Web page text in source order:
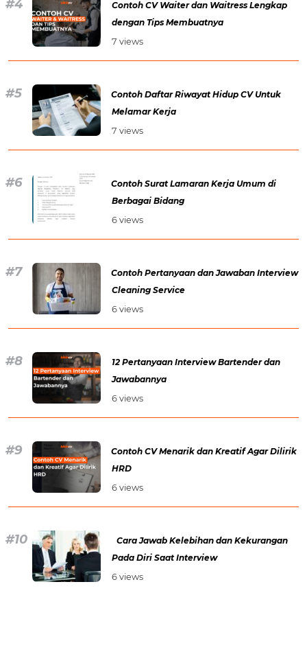
Contoh CV Waiter dan Waitress Lengkap
dengan Tips Membuatnya
7 views
Contoh Daftar Riwayat Hidup CV Untuk
Melamar Kerja
7 views
Contoh Surat Lamaran Kerja Umum di
Berbagai Bidang
6 views
Contoh Pertanyaan dan Jawaban Interview
Cleaning Service
6 views
12 Pertanyaan Interview Bartender dan
Jawabannya
6 views
Contoh CV Menarik dan Kreatif Agar Dilirik
HRD
6 views
Cara Jawab Kelebihan dan Kekurangan
Pada Diri Saat Interview
6 views